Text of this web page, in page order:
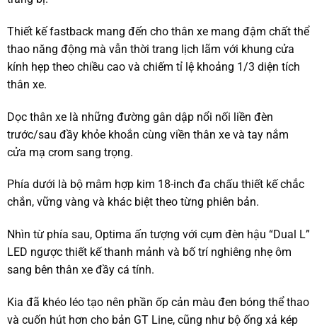
Thiết kế fastback mang đến cho thân xe mang đậm chất thể
thao năng động mà vẫn thời trang lịch lãm với khung cửa
kính hẹp theo chiều cao và chiếm tỉ lệ khoảng 1/3 diện tích
thân xe.
Dọc thân xe là những đường gân dập nổi nối liền đèn
trước/sau đầy khỏe khoắn cùng viền thân xe và tay nắm
cửa mạ crom sang trọng.
Phía dưới là bộ mâm hợp kim 18-inch đa chấu thiết kế chắc
chắn, vững vàng và khác biệt theo từng phiên bản.
Nhìn từ phía sau, Optima ấn tượng với cụm đèn hậu “Dual L”
LED ngược thiết kế thanh mảnh và bố trí nghiêng nhẹ ôm
sang bên thân xe đầy cá tính.
Kia đã khéo léo tạo nên phần ốp cản màu đen bóng thể thao
và cuốn hút hơn cho bản GT Line, cũng như bộ ống xả kép